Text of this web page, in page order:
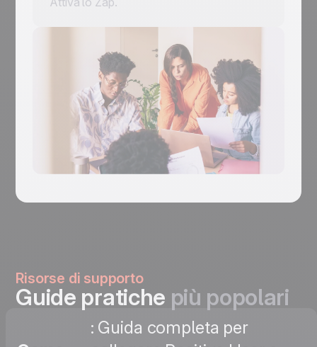
Risorse di supporto
Guide pratiche più popolari
: Guida completa per